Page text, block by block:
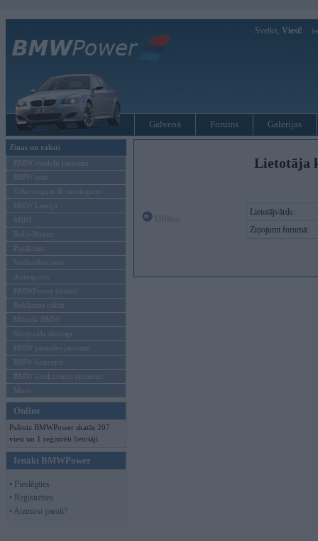
Sveiks, Viesi!
Galvenā Forums Galerijas
Ziņas un raksti
BMW modeļu jaunumi
BMW testi
Tehnoloģijas & sasniegumi
BMW Latvijā
MINI
Rolls-Royce
Pasākumi
Vadāmības tests
Autosports
BMWPower aktuāli
Reklāmas raksti
Mēneša BMW
Sērijveida tūnings
BMW pasaules jaunumi
BMW koncepti
BMW konkurentu jaunumi
Moto
Online
Pašreiz BMWPower skatās 207
viesi un 1 reģistrēti lietotāji.
Ienākt BMWPower
• Pieslēgties
• Reģistrēties
• Aizmirsi paroli?
Lietotāja
Lietotājvārds:
Ziņojumi forumā: